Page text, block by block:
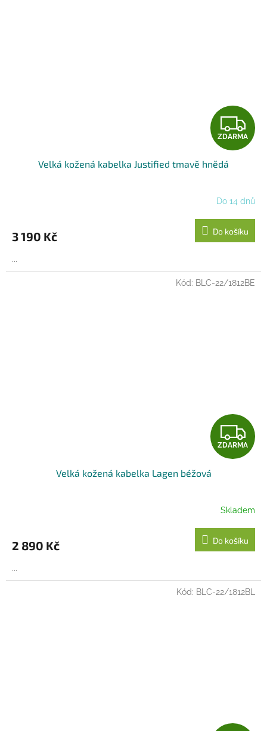
Z
D
R
M
A
ZDARMA
Velká kožená kabelka Justified tmavě hnědá
Do 14 dnů
3 190 Kč Do košíku
...
Z
D
R
M
A
ZDARMA
Velká kožená kabelka Lagen béžová
Skladem
2 890 Kč Do košíku
...
Kód: BLC-22/1812BE
Kód: BLC-22/1812BL